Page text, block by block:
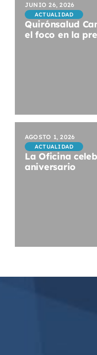
JUNIO 26, 2026
ACTUALIDAD
Quirónsalud
el foco en la
AGOSTO 1, 2026
ACTUALIDAD
La Oficina
aniversario